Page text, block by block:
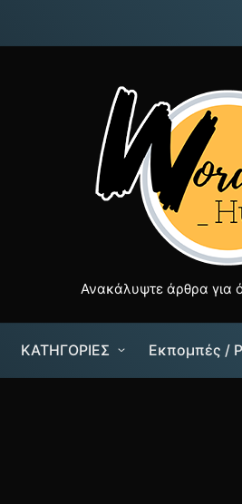
Ανακάλυψτε άρθρα για
ΚΑΤΗΓΟΡΙΕΣ Εκπομπές /